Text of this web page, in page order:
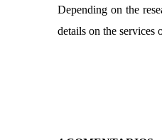
Depending on the
details on the services